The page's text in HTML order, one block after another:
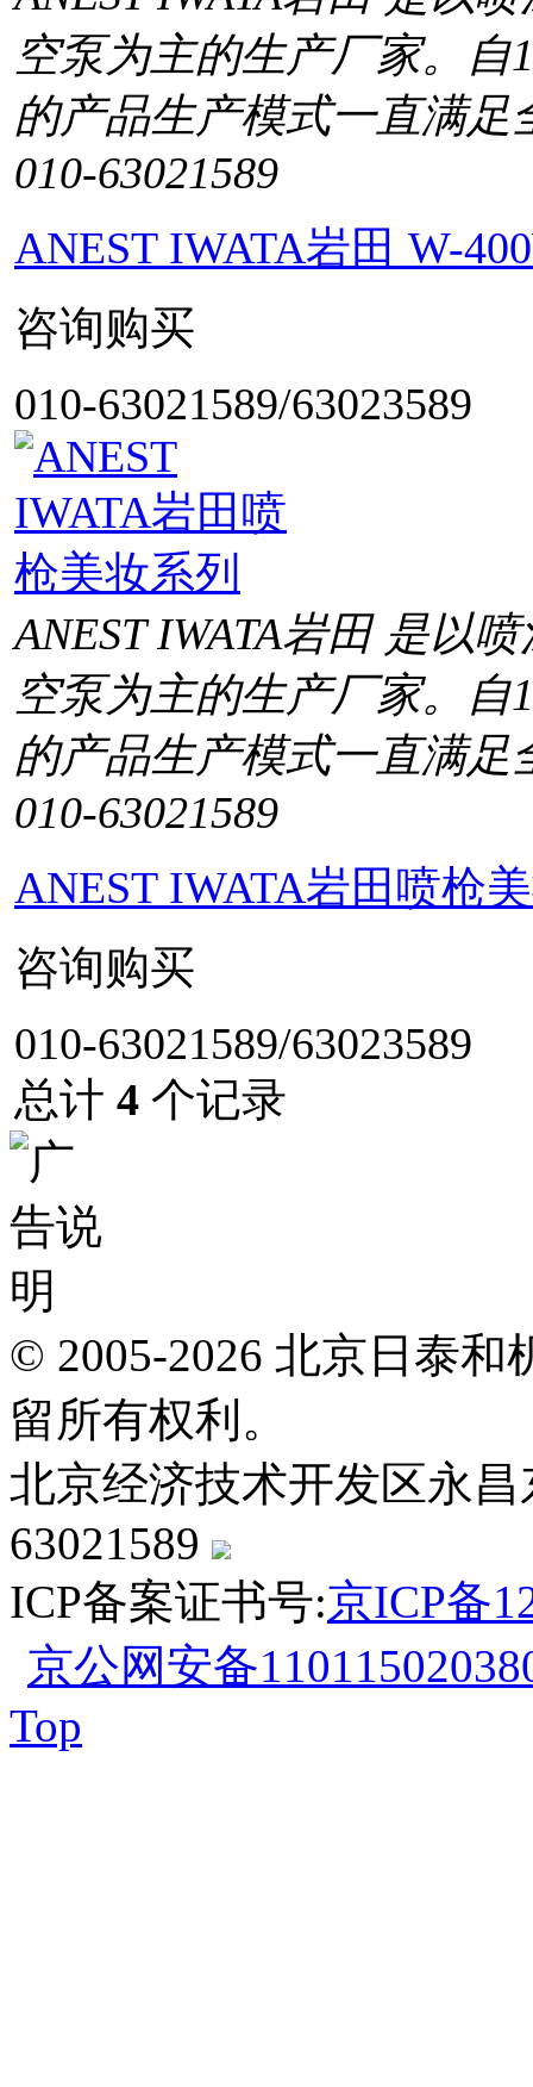
空泵为主的生产厂家。自
的产品生产模式一直满足
010-63021589
ANEST IWATA岩田 W-
咨询购买
010-63021589/63023589
ANEST IWATA岩田 是以
空泵为主的生产厂家。自
的产品生产模式一直满足
010-63021589
ANEST IWATA岩田喷枪
咨询购买
010-63021589/63023589
总计 4 个记录
© 2005-2026 北京日泰
留所有权利。
北京经济技术开发区永
63021589
ICP备案证书号:京ICP备
京公网安备
Top